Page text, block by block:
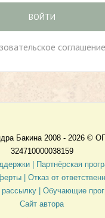
ВОЙТИ
соглашение
Бакина 2008 - 2026 ©
324710000038159
|
Партнёрская
| Отказ от
| Обучающие
Сайт автора